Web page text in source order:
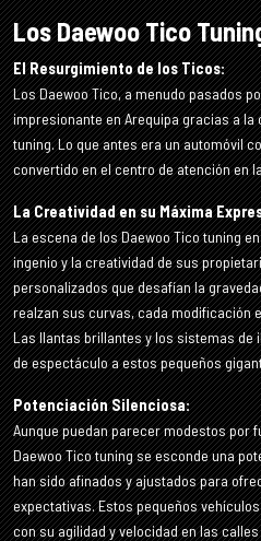
Los Daewoo Tico
El Resurgimiento de los Ticos:
Los Daewoo Tico, a menudo pasados
impresionante en Arequipa gracias a
tuning. Lo que antes era un automóvil
convertido en el centro de atención en
La Creatividad en su Máxima
La escena de los Daewoo Tico tuning
ingenio y la creatividad de sus
personalizados que desafían la
realzan sus curvas, cada modificación
Las llantas brillantes y los sistemas de
de espectáculo a estos pequeños
Potenciación Silenciosa:
Aunque puedan parecer modestos por
Daewoo Tico tuning se esconde una
han sido afinados y ajustados para
expectativas. Estos pequeños
con su agilidad y velocidad en las